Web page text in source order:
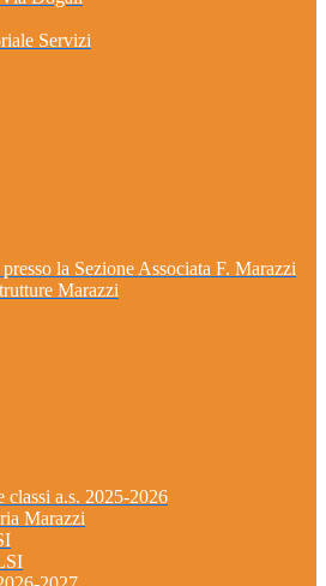
Servizi
la Sezione Associata F. Marazzi
Marazzi
classi a.s. 2025-2026
Marazzi